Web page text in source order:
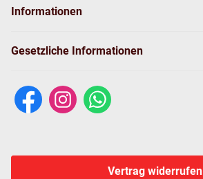
Informationen
Gesetzliche Informationen
Vertrag widerrufen